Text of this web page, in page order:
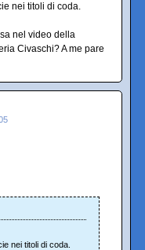
nei titoli di coda.
nel video della
Civaschi? A me pare
nei titoli di coda.